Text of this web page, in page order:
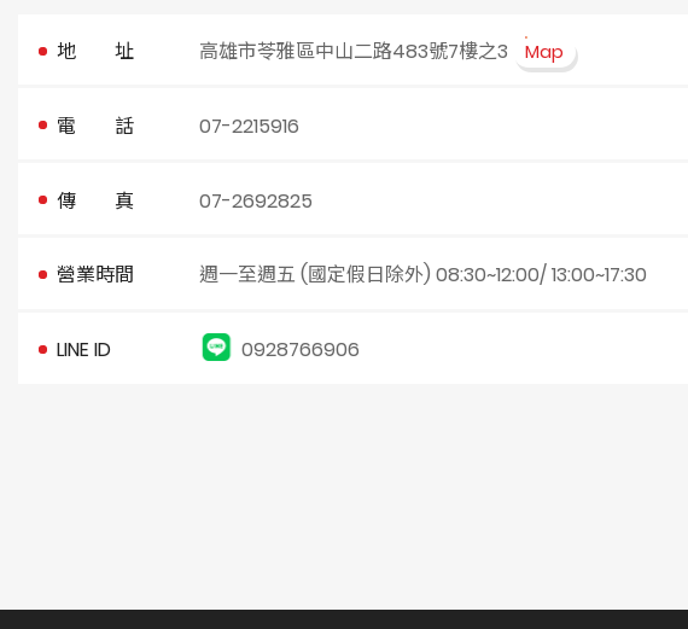
地 址 高雄市苓雅區中山二路483號7樓之3 Map
電 話 07-2215916
傳 真 07-2692825
營業時間 週一至週五 (國定假日除外) 08:30~12:00/ 13:00~17:30
LINE ID 0928766906